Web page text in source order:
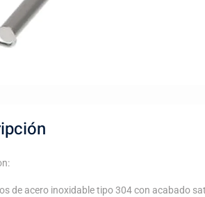
de acero inoxidable tipo 304 con acabado